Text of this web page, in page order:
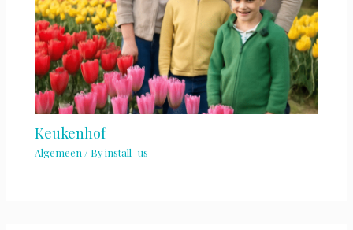
Keukenhof
Algemeen / Byinstall_us